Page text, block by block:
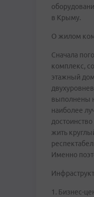
в Крыму.
О жилом
Сначала
комплекс,
этажный
выполнены
наиболее
жить
Именно
1. Бизнес-